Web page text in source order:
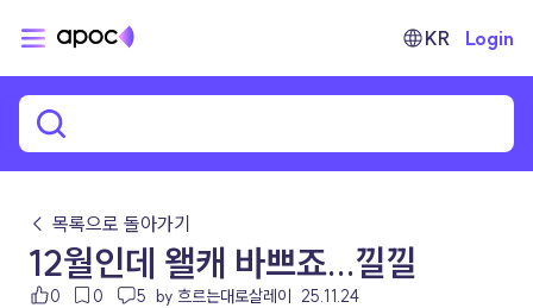
KR Login
← 목록으로 돌아가기
12월인데 왤캐 바쁘죠...낄낄
0 0 5 by 흐르는대로살레이 25.11.24